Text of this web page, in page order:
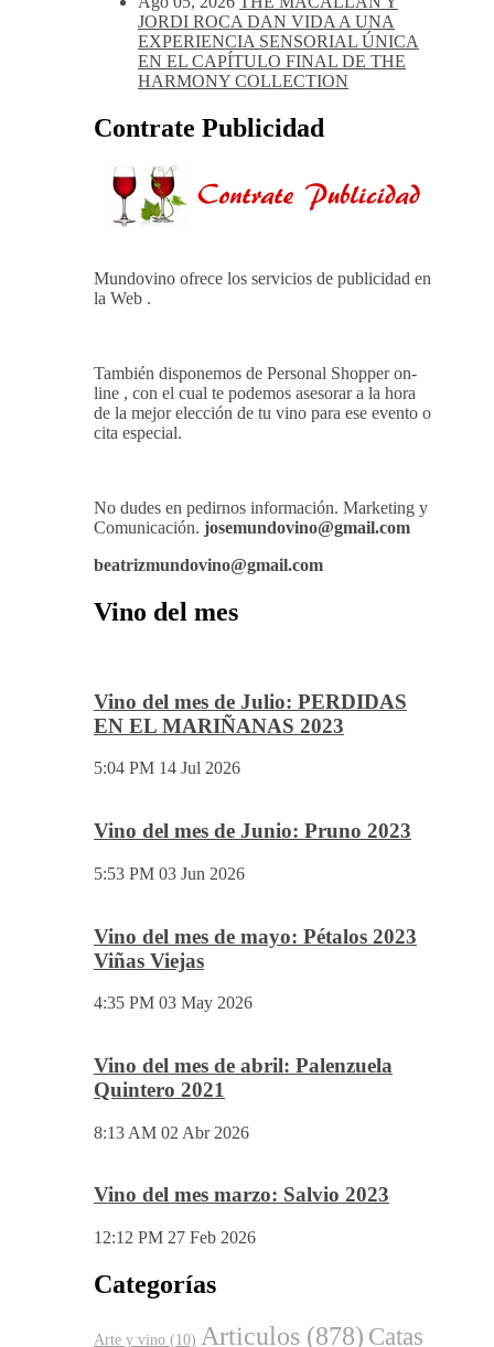
Ago 05, 2026 Bodega Win Sin Alcohol
demuestra que losvinos desalcoholizados
de alta calidadcomienzan a diseñarse en el
viñedo
Ago 05, 2026 THE MACALLAN Y
EXPERIENCIA SENSORIAL ÚNICA
HARMONY COLLECTION
Contrate Publicidad
Mundovino ofrece los servicios de publicidad en
la Web .
de la mejor elección de tu vino para ese evento o
cita especial.
No dudes en pedirnos información. Marketing y
Comunicación.josemundovino@gmail.com
Vino del mes
5:53 PM 03 Jun 2026
4:35 PM 03 May 2026
Vino del mes marzo: Salvio 2023
27 Feb 2026